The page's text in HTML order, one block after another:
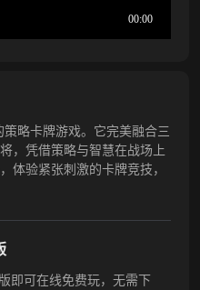
略卡牌游戏。它完美融合三
，凭借策略与智慧在战场上
体验紧张刺激的卡牌竞技，
即可在线免费玩，无需下